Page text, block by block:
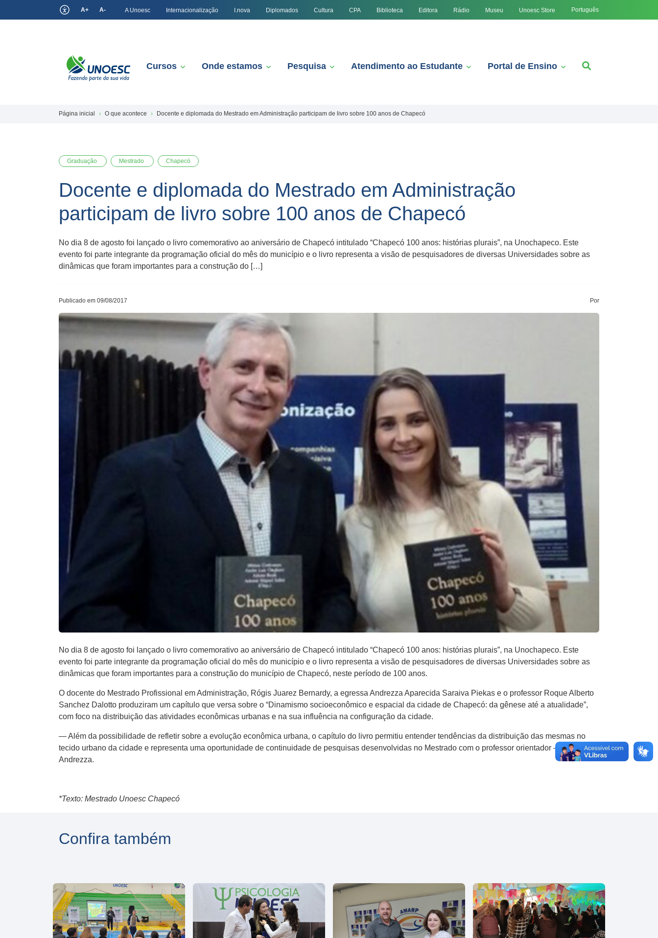
A+ A- A Unoesc Internacionalização I.nova Diplomados Cultura CPA Biblioteca Editora Rádio Museu Unoesc Store Português
Cursos Onde estamos Pesquisa Atendimento ao Estudante Portal de Ensino
Página inicial O que acontece Docente e diplomada do Mestrado em Administração participam de livro sobre 100 anos de Chapecó
Graduação Mestrado Chapecó
Docente e diplomada do Mestrado em Administração
participam de livro sobre 100 anos de Chapecó
No dia 8 de agosto foi lançado o livro comemorativo ao aniversário de Chapecó intitulado “Chapecó 100 anos: histórias plurais”, na Unochapeco. Este
evento foi parte integrante da programação oficial do mês do município e o livro representa a visão de pesquisadores de diversas Universidades sobre as
dinâmicas que foram importantes para a construção do […]
Publicado em 09/08/2017 Por
No dia 8 de agosto foi lançado o livro comemorativo ao aniversário de Chapecó intitulado “Chapecó 100 anos: histórias plurais”, na Unochapeco. Este
evento foi parte integrante da programação oficial do mês do município e o livro representa a visão de pesquisadores de diversas Universidades sobre as
dinâmicas que foram importantes para a construção do município de Chapecó, neste período de 100 anos.
O docente do Mestrado Profissional em Administração, Rógis Juarez Bernardy, a egressa Andrezza Aparecida Saraiva Piekas e o professor Roque Alberto
Sanchez Dalotto produziram um capítulo que versa sobre o “Dinamismo socioeconômico e espacial da cidade de Chapecó: da gênese até a atualidade”,
com foco na distribuição das atividades econômicas urbanas e na sua influência na configuração da cidade.
— Além da possibilidade de refletir sobre a evolução econômica urbana, o capítulo do livro permitiu entender tendências da distribuição das mesmas no
tecido urbano da cidade e representa uma oportunidade de continuidade de pesquisas desenvolvidas no Mestrado com o professor orientador — ressaltou
Andrezza.
*Texto: Mestrado Unoesc Chapecó
Confira também